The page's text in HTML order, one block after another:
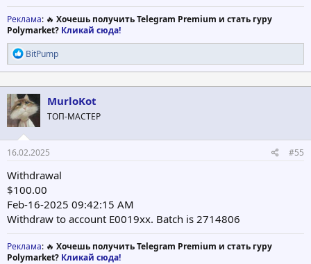
Реклама: 🔥 Хочешь получить Telegram Premium и стать гуру
Polymarket? Кликай сюда!
Р
е
а
к
ц
и
и
:
BitPump
MurloKot
ТОП-МАСТЕР
16.02.2025 #55
Withdrawal
$100.00
Feb-16-2025 09:42:15 AM
Withdraw to account E0019xx. Batch is 2714806
Реклама: 🔥 Хочешь получить Telegram Premium и стать гуру
Polymarket? Кликай сюда!